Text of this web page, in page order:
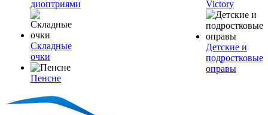
диоптриями
Складные
очки
Пенсне
Victory
Детские и
подростковые
оправы